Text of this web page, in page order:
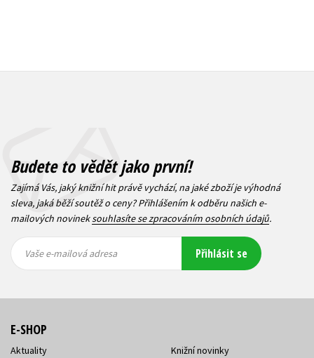
Budete to vědět jako první!
Zajímá Vás, jaký knižní hit právě vychází, na jaké zboží je výhodná
sleva, jaká běží soutěž o ceny? Přihlášením k odběru našich e-
mailových novineksouhlasíte se zpracováním osobních údajů.
mailová
mailová
Vaše e-mailová adresa Přihlásit se
E-SHOP
Aktuality
Knižní novinky